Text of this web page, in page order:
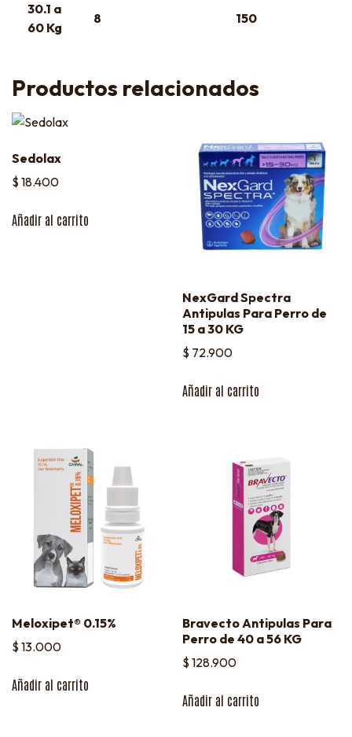
30.1 a
60 Kg
8 150
Productos relacionados
Sedolax
$ 18.400
Añadir al carrito
NexGard Spectra
Antipulas Para Perro de
15 a 30 KG
$ 72.900
Añadir al carrito
Meloxipet® 0.15%
$ 13.000
Añadir al carrito
Bravecto Antipulas Para
Perro de 40 a 56 KG
$ 128.900
Añadir al carrito